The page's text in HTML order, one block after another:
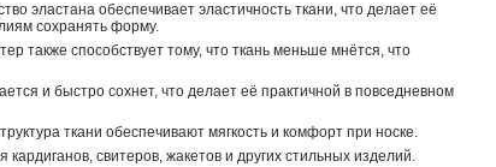
эластана обеспечивает эластичность ткани, что делает её
сохранять форму.
также способствует тому, что ткань меньше мнётся, что
и быстро сохнет, что делает её практичной в повседневном
ткани обеспечивают мягкость и комфорт при носке.
свитеров, жакетов и других стильных изделий.